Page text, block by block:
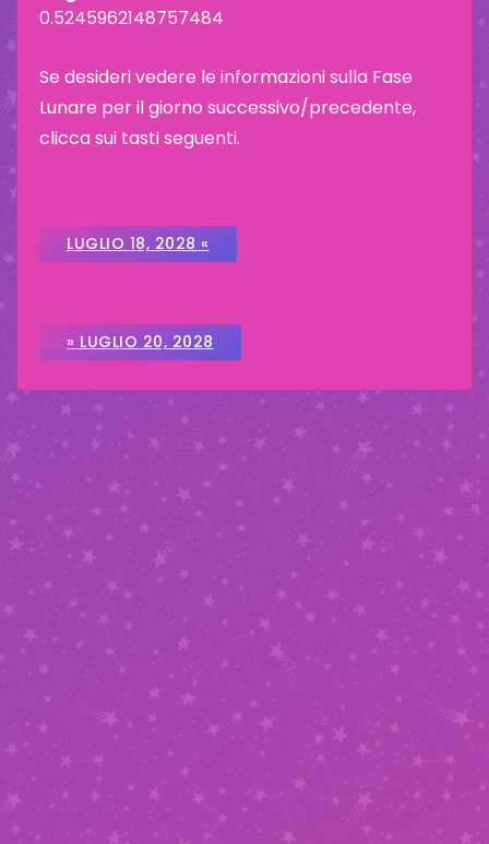
0.5245962148757484
Se desideri vedere le informazioni sulla Fase
Lunare per il giorno successivo/precedente,
clicca sui tasti seguenti.
LUGLIO 18, 2028 «
» LUGLIO 20, 2028